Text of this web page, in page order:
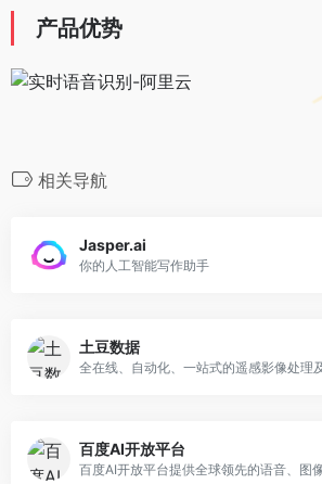
产品优势
相关导航
Jasper.ai
你的人工智能写作助手
土豆数据
全在线、自动化、一站式的遥感影像处理
百度AI开放平台